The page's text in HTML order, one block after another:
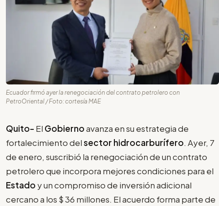
Ecuador firmó ayer la renegociación del contrato petrolero con
PetroOriental / Foto: cortesía MAE
Quito- El Gobiernoavanza en su estrategia de
fortalecimiento delsector hidrocarburífero. Ayer, 7
de enero, suscribió la renegociación de un contrato
petrolero que incorpora mejores condiciones para el
Estado y un compromiso de inversión adicional
cercano a los $ 36 millones. El acuerdo forma parte de